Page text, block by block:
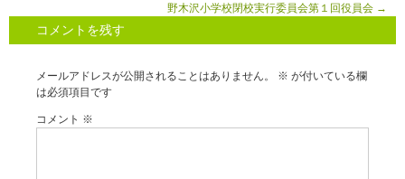
野木沢小学校閉校実行委員会第１回役員会 →
コメントを残す
メールアドレスが公開されることはありません。 ※ が付いている欄
は必須項目です
コメント ※